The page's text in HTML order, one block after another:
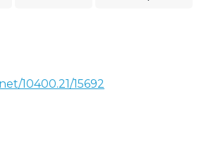
10400.21/15692